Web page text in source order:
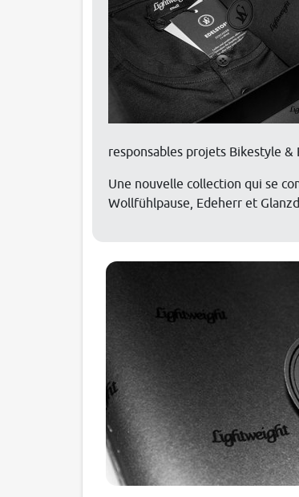
responsables projets Bikestyle
Une nouvelle collection qui se
Wollfühlpause, Edeherr et